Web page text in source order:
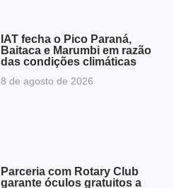
IAT fecha o Pico Paraná,
Baitaca e Marumbi em razão
das condições climáticas
8 de agosto de 2026
Parceria com Rotary Club
garante óculos gratuitos a